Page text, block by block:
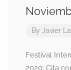
By Javier
Festival
2020: Cita